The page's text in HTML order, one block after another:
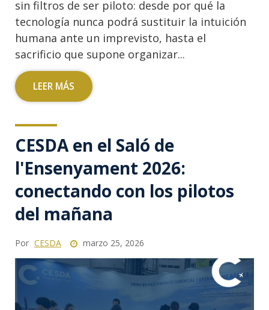
sin filtros de ser piloto: desde por qué la
tecnología nunca podrá sustituir la intuición
humana ante un imprevisto, hasta el
sacrificio que supone organizar...
LEER MÁS
CESDA en el Saló de
l'Ensenyament 2026:
conectando con los pilotos
del mañana
Por CESDA marzo 25, 2026